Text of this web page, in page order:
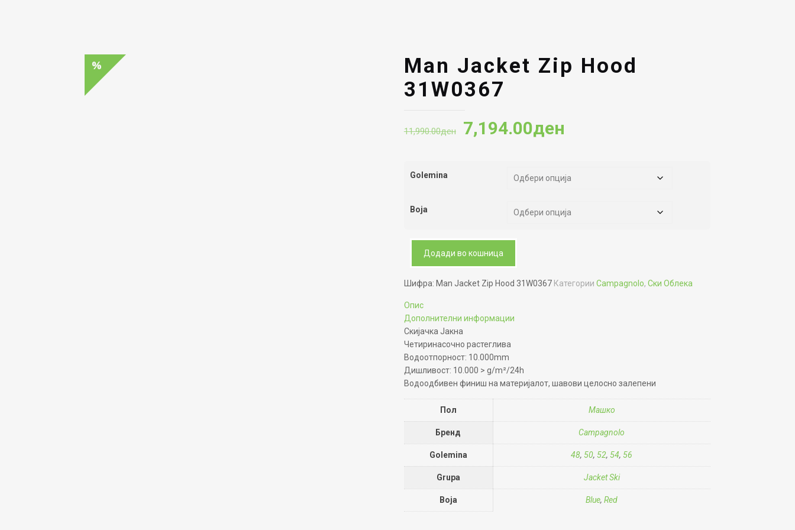
Man Jacket Zip Hood
31W0367
11,990.00ден
Original
11,990.00ден.
7,194.00ден
7,194.00ден.
Golemina
Boja
Додади во кошница
Шифра: Man Jacket Zip Hood 31W0367 Категории Campagnolo, Ски Облека
Опис
Дополнителни информации
Скијачка Јакна
Четиринасочно растеглива
Водоотпорност: 10.000mm
Дишливост: 10.000 > g/m²/24h
Водоодбивен финиш на материјалот, шавови целосно залепени
Пол Машко
Бренд Campagnolo
Golemina 48, 50, 52, 54, 56
Grupa Jacket Ski
Boja Blue,Red